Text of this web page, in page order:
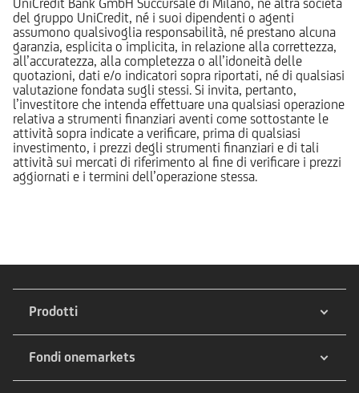
del gruppo UniCredit, né i suoi dipendenti o agenti
assumono qualsivoglia responsabilità, né prestano alcuna
garanzia, esplicita o implicita, in relazione alla correttezza,
all’accuratezza, alla completezza o all’idoneità delle
quotazioni, dati e/o indicatori sopra riportati, né di qualsiasi
valutazione fondata sugli stessi. Si invita, pertanto,
l’investitore che intenda effettuare una qualsiasi operazione
relativa a strumenti finanziari aventi come sottostante le
attività sopra indicate a verificare, prima di qualsiasi
investimento, i prezzi degli strumenti finanziari e di tali
attività sui mercati di riferimento al fine di verificare i prezzi
aggiornati e i termini dell’operazione stessa.
Prodotti
Fondi onemarkets